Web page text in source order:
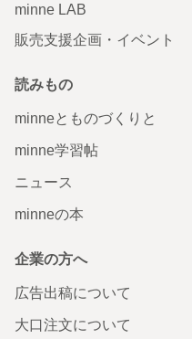
minne LAB
販売支援企画・イベント
読みもの
minneとものづくりと
minne学習帖
ニュース
minneの本
企業の方へ
広告出稿について
大口注文について